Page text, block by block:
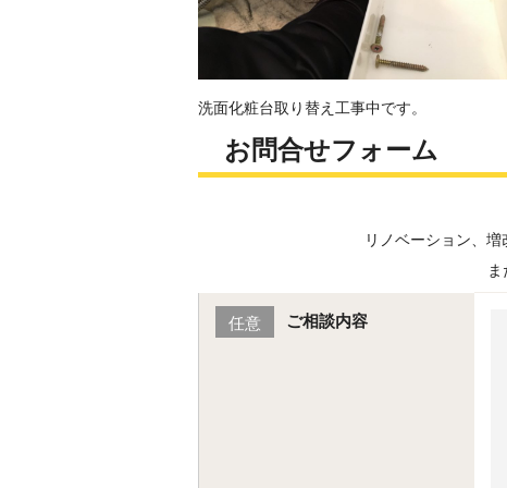
洗面化粧台取り替え工事中です。
お問合せフォーム
リノベーション、
任意 ご相談内容